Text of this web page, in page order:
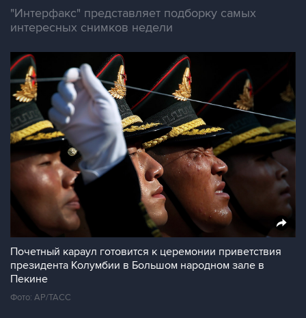
"Интерфакс" представляет подборку самых
интересных снимков недели
Почетный караул готовится к церемонии приветствия
президента Колумбии в Большом народном зале в
Пекине
Фото: AP/ТАСС